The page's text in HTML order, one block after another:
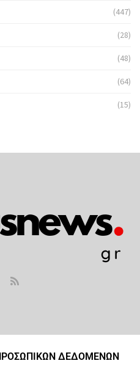
(447)
(28)
(48)
(64)
(15)
ΔΕΔΟΜΕΝΩΝ